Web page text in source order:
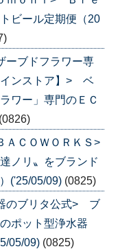
ビール定期便（20
ーブドフラワー専
インストア】> ベ
ワー」専門のＥＣ
(0826)
ＡＣＯＷＯＲＫＳ>
ノリ〟をブランド
('25/05/09) (0825)
のブリタ公式> ブ
ポット型浄水器
05/09) (0825)